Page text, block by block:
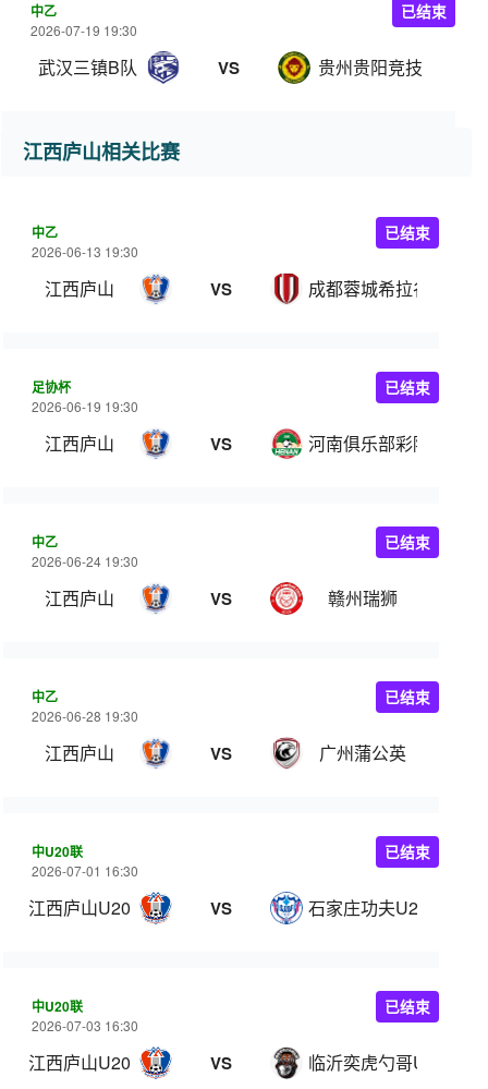
中乙
2026-07-19 19:30
武汉三镇B队 VS 贵州贵阳竞技
已结束
江西庐山相关比赛
中乙
2026-06-13 19:30
江西庐山 VS 成都蓉城希拉谷
已结束
足协杯
2026-06-19 19:30
江西庐山 VS 河南俱乐部彩陶坊
已结束
中乙
2026-06-24 19:30
江西庐山 VS 赣州瑞狮
已结束
中乙
2026-06-28 19:30
江西庐山 VS 广州蒲公英
已结束
中U20联
2026-07-01 16:30
江西庐山U20 VS 石家庄功夫U20
已结束
中U20联
2026-07-03 16:30
江西庐山U20 VS 临沂奕虎勺哥U20
已结束